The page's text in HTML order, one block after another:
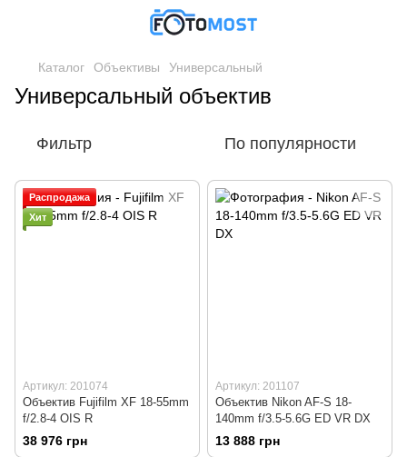
Каталог Объективы Универсальный
Универсальный объектив
Фильтр По популярности
Распродажа
Хит
Артикул: 201074
Объектив Fujifilm XF 18-55mm
f/2.8-4 OIS R
38 976 грн
Артикул: 201107
Объектив Nikon AF-S 18-
140mm f/3.5-5.6G ED VR DX
13 888 грн